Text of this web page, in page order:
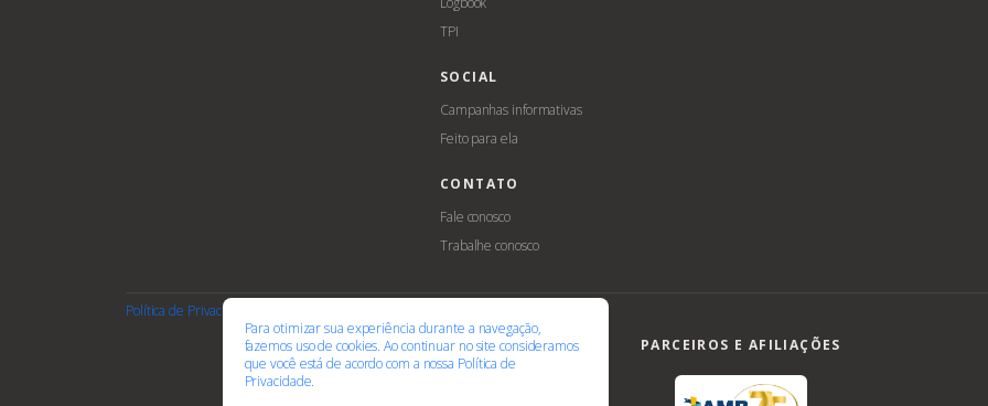
TPI
SOCIAL
Campanhas informativas
Feito para ela
CONTATO
Fale conosco
Trabalhe conosco
Política de Privacidade
PARCEIROS E AFILIAÇÕES
Para otimizar sua experiência durante a navegação,
fazemos uso de cookies. Ao continuar no site consideramos
que você está de acordo com a nossa Política de
Privacidade.